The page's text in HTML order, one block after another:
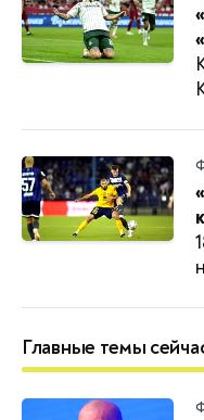
Главные темы